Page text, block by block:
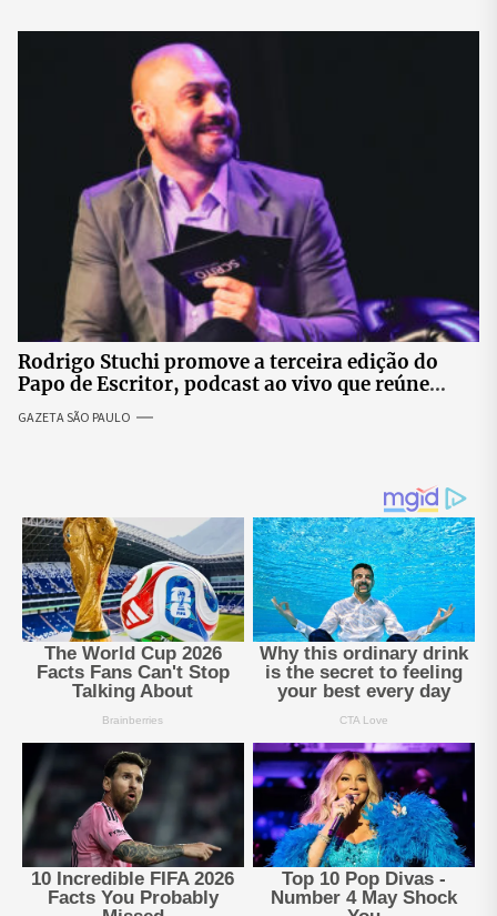
Rodrigo Stuchi promove a terceira edição do
Papo de Escritor, podcast ao vivo que reúne
especialistas para discutir saúde mental e
prosperidade.
GAZETA SÃO PAULO